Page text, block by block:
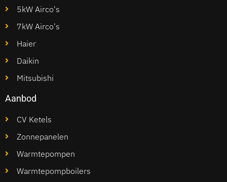
5kW Airco's
7kW Airco's
Haier
Daikin
Mitsubishi
Aanbod
CV Ketels
Zonnepanelen
Warmtepompen
Warmtepompboilers